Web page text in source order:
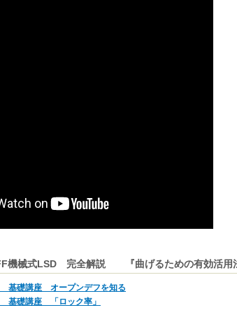
機械式LSD 完全解説 『曲げるための有効活用
講座 オープンデフを知る
講座 「ロック率」